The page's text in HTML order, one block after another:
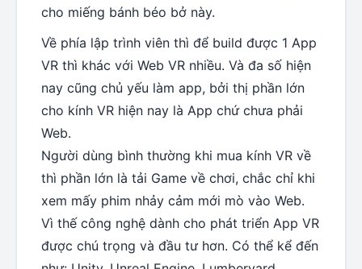
cho miếng bánh béo bở này.
Về phía lập trình viên thì để build được 1 App
VR thì khác với Web VR nhiều. Và đa số hiện
nay cũng chủ yếu làm app, bởi thị phần lớn
cho kính VR hiện nay là App chứ chưa phải
Web.
Người dùng bình thường khi mua kính VR về
thì phần lớn là tải Game về chơi, chắc chỉ khi
xem mấy phim nhảy cảm mới mò vào Web.
Vì thế công nghệ dành cho phát triển App VR
được chú trọng và đầu tư hơn. Có thể kể đến